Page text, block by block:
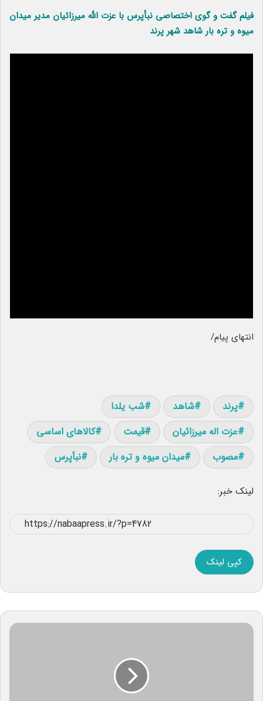
فیلم گفت و گوی اختصاصی نبأپرس با عزت الله میرزائیان مدیر میدان
میوه و تره بار شاهد شهر پرند
انتهای پیام/
پرند شاهد
شب یلدا
عزت اله میرزائیان
قیمت
کالاهای اساسی
مصوب
میدان میوه و تره بار نبأپرس
لینک خبر:
کپی لینک